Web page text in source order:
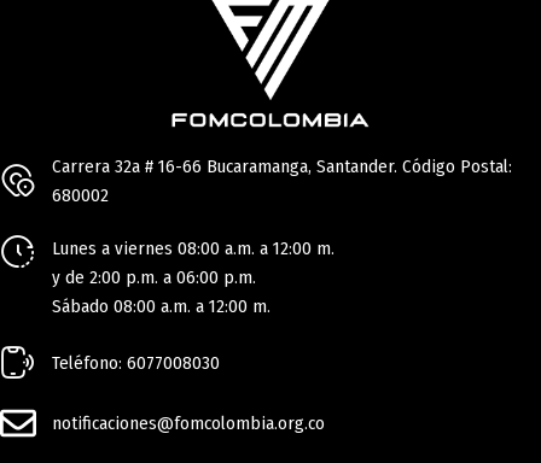
Carrera 32a # 16-66 Bucaramanga, Santander. Código Postal:
680002
Lunes a viernes 08:00 a.m. a 12:00 m.
y de 2:00 p.m. a 06:00 p.m.
Sábado 08:00 a.m. a 12:00 m.
Teléfono: 6077008030
notificaciones@fomcolombia.org.co